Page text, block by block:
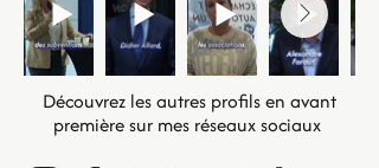
Découvrez les autres profils en avant
première sur mes réseaux sociaux